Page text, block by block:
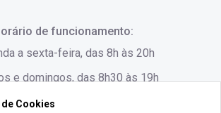
de funcionamento:
a sexta-feira, das 8h às 20h
e domingos, das 8h30 às 19h
Cookies